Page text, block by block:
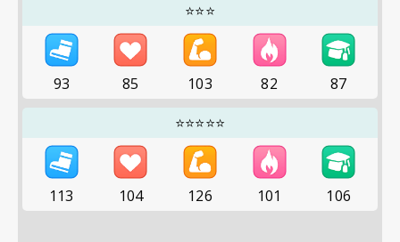
⭐⭐⭐
93 85 103 82
87
⭐⭐⭐⭐⭐
113 104 126 101 106